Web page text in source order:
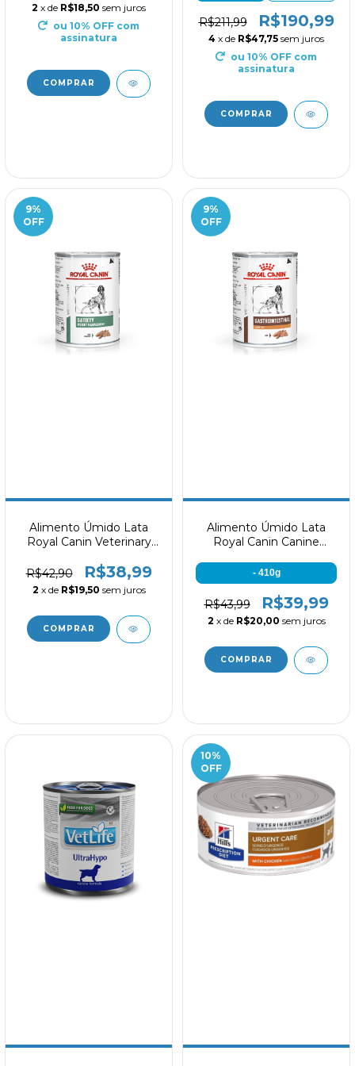
2 x de R$18,50 sem juros
ou 10% OFF com
assinatura
R$211,99 R$190,99
4 x de R$47,75 sem juros
ou 10% OFF com
assinatura
9%
OFF
Alimento Úmido Lata
Royal Canin Veterinary
R$42,90
R$38,99
2 x de R$19,50 sem juros
9%
OFF
Alimento Úmido Lata
Royal Canin Canine
410g
- 410g
R$43,99 R$39,99
2 x de R$20,00 sem juros
10%
OFF